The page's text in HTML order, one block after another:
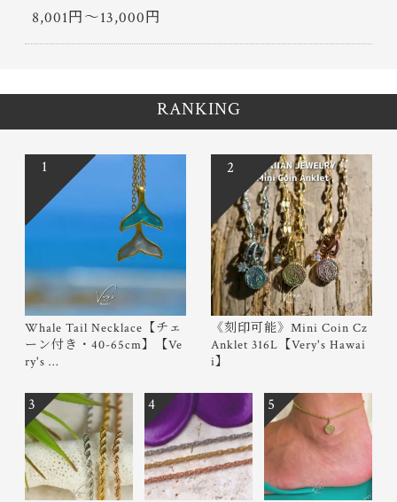
8,001円〜13,000円
RANKING
Whale Tail Necklace【チェ
ーン付き・40-65cm】【Ve
ry's …
1
《刻印可能》Mini Coin Cz
Anklet 316L【Very's Hawai
i】
2
3 4 5